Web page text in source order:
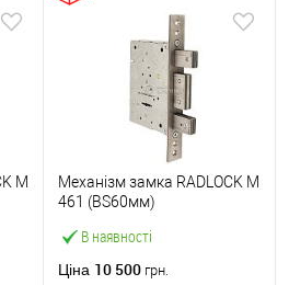
M
В наявності
Механізм замка RADLOCK M
461 (BS60мм)
Ціна 10 500 грн.